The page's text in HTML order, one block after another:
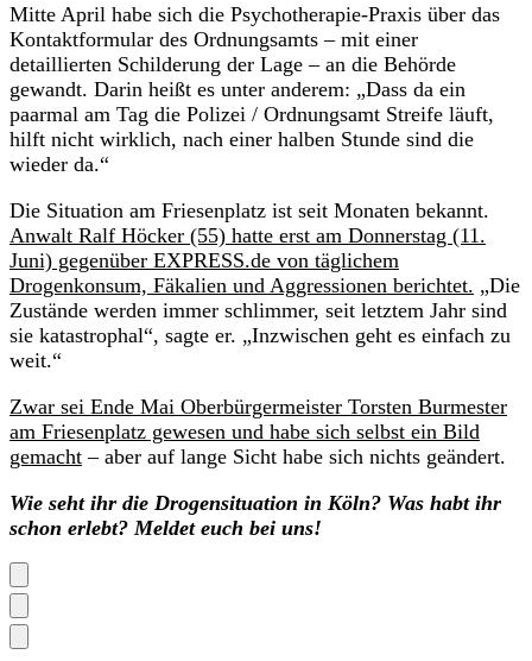
Mitte April habe sich die Psychotherapie-Praxis über das
Kontaktformular des Ordnungsamts – mit einer
detaillierten Schilderung der Lage – an die Behörde
gewandt. Darin heißt es unter anderem: „Dass da ein
paarmal am Tag die Polizei / Ordnungsamt Streife läuft,
hilft nicht wirklich, nach einer halben Stunde sind die
wieder da.“
Die Situation am Friesenplatz ist seit Monaten bekannt.
Anwalt Ralf Höcker (55) hatte erst am Donnerstag (11.
Juni) gegenüber EXPRESS.de von täglichem
Drogenkonsum, Fäkalien und Aggressionen berichtet. „Die
Zustände werden immer schlimmer, seit letztem Jahr sind
sie katastrophal“, sagte er. „Inzwischen geht es einfach zu
weit.“
Zwar sei Ende Mai Oberbürgermeister Torsten Burmester
am Friesenplatz gewesen und habe sich selbst ein Bild
gemacht – aber auf lange Sicht habe sich nichts geändert.
Wie seht ihr die Drogensituation in Köln? Was habt ihr
schon erlebt? Meldet euch bei uns!